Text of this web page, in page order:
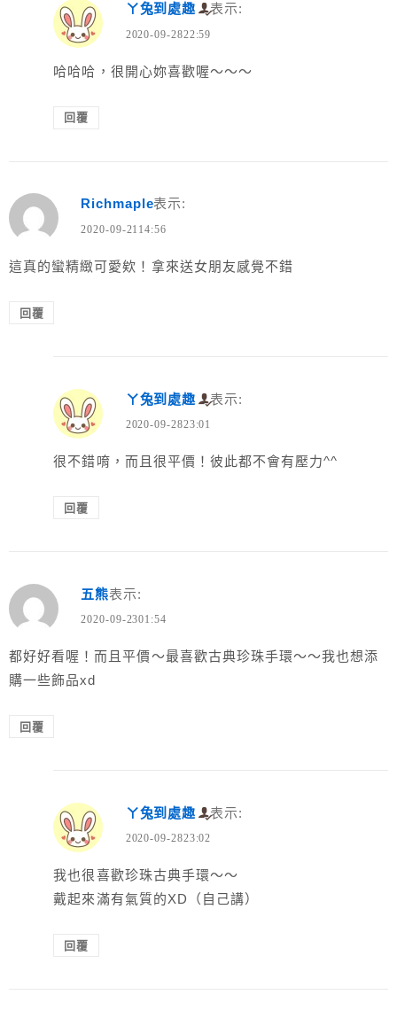
ㄚ兔到處趣 表示:
2020-09-2822:59
哈哈哈，很開心妳喜歡喔～～～
回覆
Richmaple表示:
2020-09-2114:56
這真的蠻精緻可愛欸！拿來送女朋友感覺不錯
回覆
ㄚ兔到處趣 表示:
2020-09-2823:01
很不錯唷，而且很平價！彼此都不會有壓力^^
回覆
五熊表示:
2020-09-2301:54
都好好看喔！而且平價～最喜歡古典珍珠手環～～我也想添
購一些飾品xd
回覆
ㄚ兔到處趣 表示:
2020-09-2823:02
我也很喜歡珍珠古典手環～～
戴起來滿有氣質的XD（自己講）
回覆